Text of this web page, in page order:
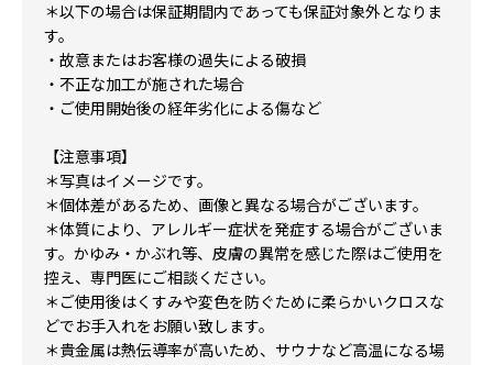
＊以下の場合は保証期間内であっても保証対象外となりま
す。
・故意またはお客様の過失による破損
・不正な加工が施された場合
・ご使用開始後の経年劣化による傷など
【注意事項】
＊写真はイメージです。
＊個体差があるため、画像と異なる場合がございます。
＊体質により、アレルギー症状を発症する場合がございま
す。かゆみ・かぶれ等、皮膚の異常を感じた際はご使用を
控え、専門医にご相談ください。
＊ご使用後はくすみや変色を防ぐために柔らかいクロスな
どでお手入れをお願い致します。
＊貴金属は熱伝導率が高いため、サウナなど高温になる場